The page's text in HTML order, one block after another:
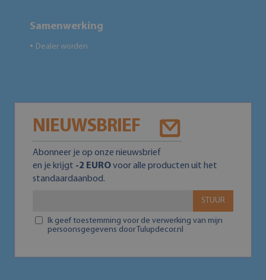
Samenwerking
● Dealer worden
NIEUWSBRIEF
Abonneer je op onze nieuwsbrief
en je krijgt -2 EUROvoor alle producten uit het
standaardaanbod.
STUUR
Ik geef toestemming voor de verwerking van mijn
persoonsgegevens door Tulupdecor.nl